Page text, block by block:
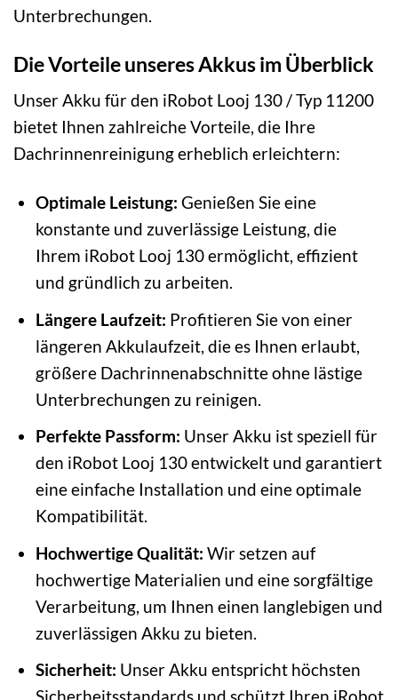
Unterbrechungen.
Die Vorteile unseres Akkus im Überblick
Unser Akku für den iRobot Looj 130 / Typ 11200
bietet Ihnen zahlreiche Vorteile, die Ihre
Dachrinnenreinigung erheblich erleichtern:
Optimale Leistung: Genießen Sie eine
konstante und zuverlässige Leistung, die
Ihrem iRobot Looj 130 ermöglicht, effizient
und gründlich zu arbeiten.
Längere Laufzeit: Profitieren Sie von einer
längeren Akkulaufzeit, die es Ihnen erlaubt,
größere Dachrinnenabschnitte ohne lästige
Unterbrechungen zu reinigen.
Perfekte Passform: Unser Akku ist speziell für
den iRobot Looj 130 entwickelt und garantiert
eine einfache Installation und eine optimale
Kompatibilität.
Hochwertige Qualität: Wir setzen auf
hochwertige Materialien und eine sorgfältige
Verarbeitung, um Ihnen einen langlebigen und
zuverlässigen Akku zu bieten.
Sicherheit: Unser Akku entspricht höchsten